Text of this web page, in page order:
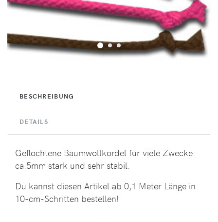
BESCHREIBUNG
DETAILS
Geflochtene Baumwollkordel für viele Zwecke.
ca.5mm stark und sehr stabil.
Du kannst diesen Artikel ab 0,1 Meter Länge in
10-cm-Schritten bestellen!